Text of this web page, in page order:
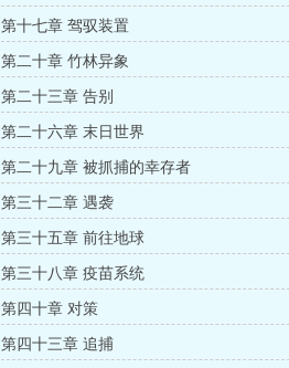
第十七章 驾驭装置
第二十章 竹林异象
第二十三章 告别
第二十六章 末日世界
第二十九章 被抓捕的幸存者
第三十二章 遇袭
第三十五章 前往地球
第三十八章 疫苗系统
第四十章 对策
第四十三章 追捕